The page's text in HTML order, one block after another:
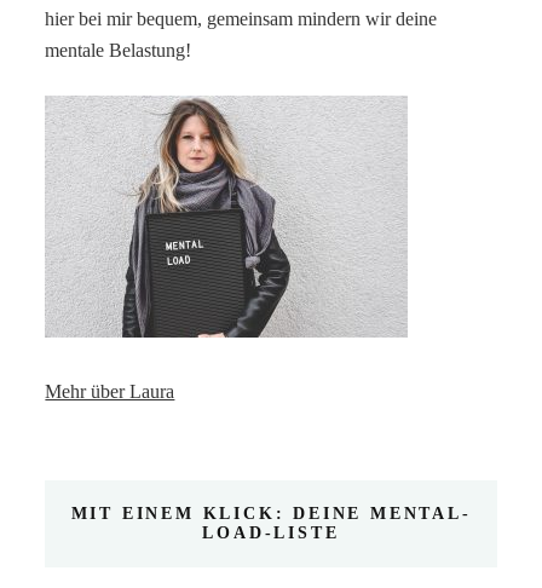
hier bei mir bequem, gemeinsam mindern wir deine
mentale Belastung!
Mehr über Laura
MIT EINEM KLICK: DEINE MENTAL-
LOAD-LISTE